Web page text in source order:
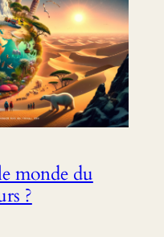
monde du
?